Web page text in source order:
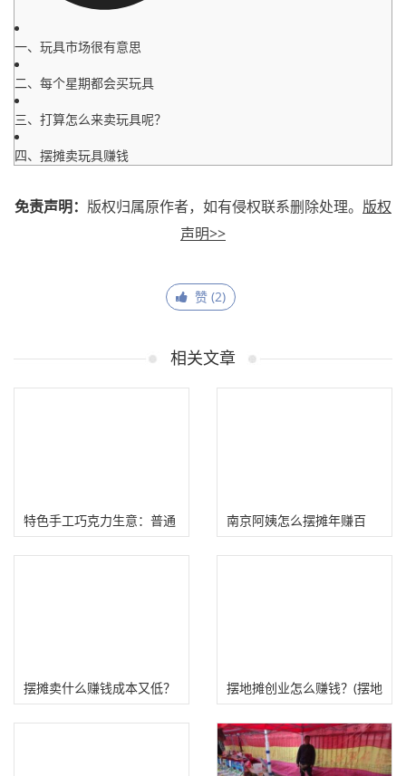
一、玩具市场很有意思
二、每个星期都会买玩具
三、打算怎么来卖玩具呢？
四、摆摊卖玩具赚钱
免责声明： 版权归属原作者，如有侵权联系删除处理。 版权
声明>>
赞 (2)
相关文章
特色手工巧克力生意：普通
人怎么摆摊卖它创业？
南京阿姨怎么摆摊年赚百
万？
摆摊卖什么赚钱成本又低？
十个童叟无欺摆地摊项目
摆地摊创业怎么赚钱？(摆地
摊技巧）